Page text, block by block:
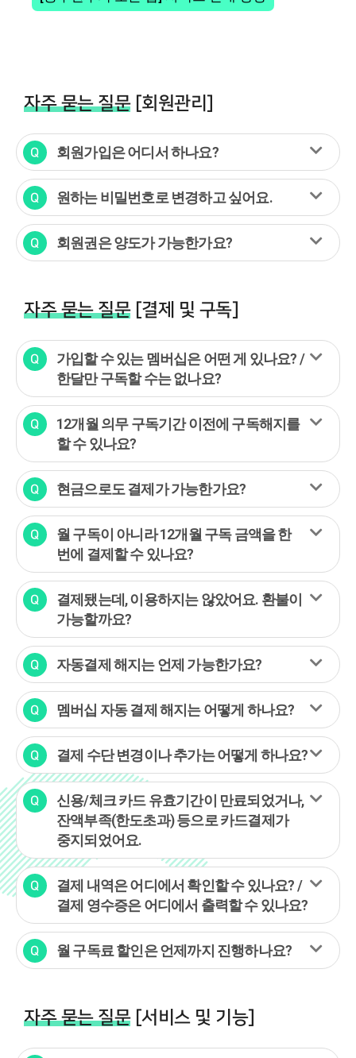
자주 묻는 질문[회원관리]
회원가입은 어디서 하나요?
원하는 비밀번호로 변경하고 싶어요.
회원권은 양도가 가능한가요?
자주 묻는 질문[결제 및 구독]
가입할 수 있는 멤버십은 어떤 게 있나요? /
한달만 구독할 수는 없나요?
12개월 의무 구독기간 이전에 구독해지를
할 수 있나요?
현금으로도 결제가 가능한가요?
월 구독이 아니라 12개월 구독 금액을 한
번에 결제할 수 있나요?
결제됐는데, 이용하지는 않았어요. 환불이
가능할까요?
자동결제 해지는 언제 가능한가요?
멤버십 자동 결제 해지는 어떻게 하나요?
결제 수단 변경이나 추가는 어떻게 하나요?
신용/체크 카드 유효기간이 만료되었거나,
잔액부족(한도초과) 등으로 카드결제가
중지되었어요.
결제 내역은 어디에서 확인할 수 있나요? /
결제 영수증은 어디에서 출력할 수 있나요?
월 구독료 할인은 언제까지 진행하나요?
자주 묻는 질문[서비스 및 기능]